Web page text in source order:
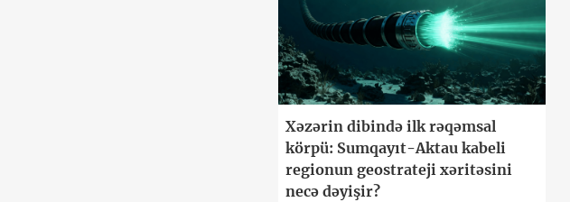
Xəzərin dibində ilk rəqəmsal
körpü: Sumqayıt-Aktau kabeli
regionun geostrateji xəritəsini
necə dəyişir?